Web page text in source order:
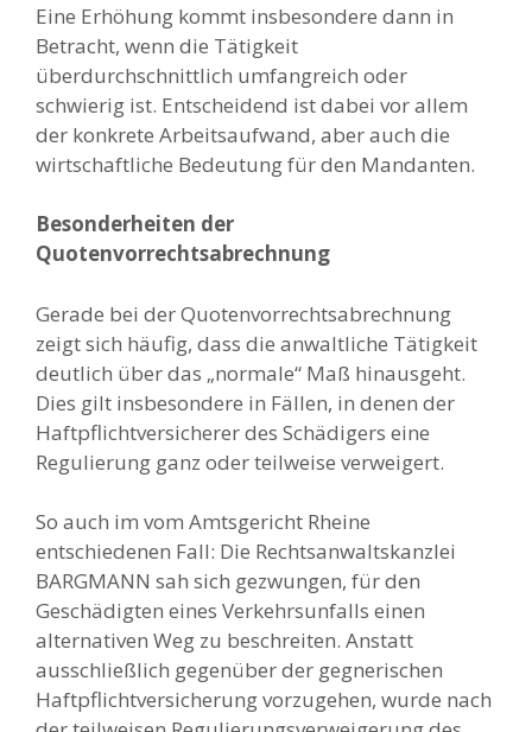
Eine Erhöhung kommt insbesondere dann in
Betracht, wenn die Tätigkeit
überdurchschnittlich umfangreich oder
schwierig ist. Entscheidend ist dabei vor allem
der konkrete Arbeitsaufwand, aber auch die
wirtschaftliche Bedeutung für den Mandanten.
Besonderheiten der
Quotenvorrechtsabrechnung
Gerade bei der Quotenvorrechtsabrechnung
zeigt sich häufig, dass die anwaltliche Tätigkeit
deutlich über das „normale“ Maß hinausgeht.
Dies gilt insbesondere in Fällen, in denen der
Haftpflichtversicherer des Schädigers eine
Regulierung ganz oder teilweise verweigert.
So auch im vom Amtsgericht Rheine
entschiedenen Fall: Die Rechtsanwaltskanzlei
BARGMANN sah sich gezwungen, für den
Geschädigten eines Verkehrsunfalls einen
alternativen Weg zu beschreiten. Anstatt
ausschließlich gegenüber der gegnerischen
Haftpflichtversicherung vorzugehen, wurde nach